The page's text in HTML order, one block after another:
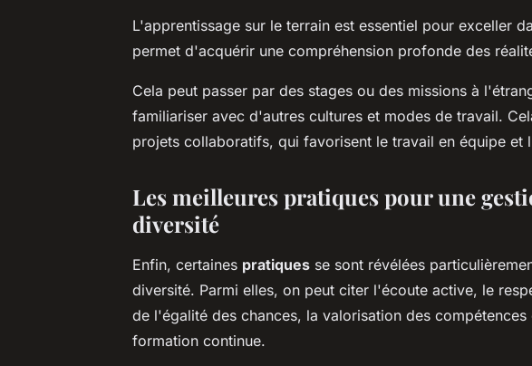
L'apprentissage sur le terrain est essentiel pour exceller
permet d'acquérir une compréhension profonde des
Cela peut passer par des stages ou des missions à
familiariser avec d'autres cultures et modes de travail.
projets collaboratifs, qui favorisent le travail en équipe et
Les meilleures pratiques pour une
diversité
Enfin, certaines pratiques se sont révélées
diversité. Parmi elles, on peut citer l'écoute active, le
de l'égalité des chances, la valorisation des compétences
formation continue.